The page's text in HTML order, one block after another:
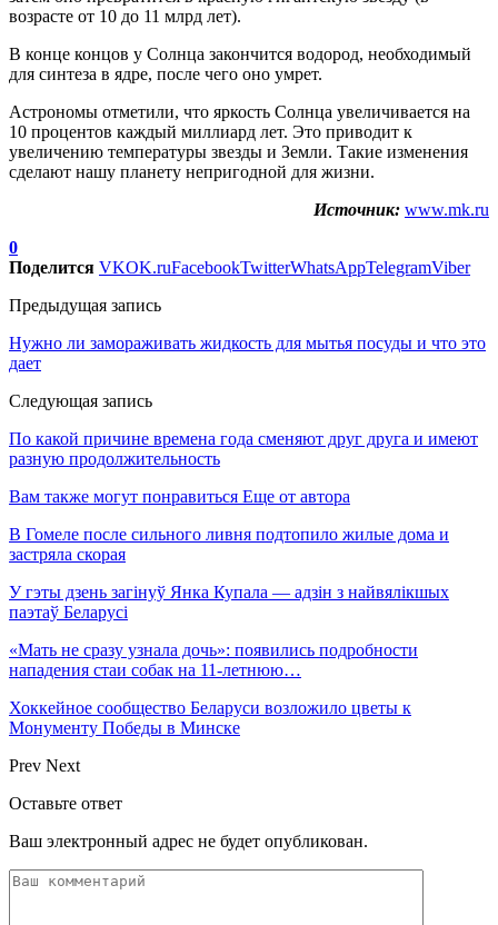
возрасте от 10 до 11 млрд лет).
В конце концов у Солнца закончится водород, необходимый
для синтеза в ядре, после чего оно умрет.
Астрономы отметили, что яркость Солнца увеличивается на
10 процентов каждый миллиард лет. Это приводит к
увеличению температуры звезды и Земли. Такие изменения
сделают нашу планету непригодной для жизни.
Источник: www.mk.ru
0
Поделится VKOK.ruFacebookTwitterWhatsAppTelegramViber
Предыдущая запись
Нужно ли замораживать жидкость для мытья посуды и что это
дает
Следующая запись
По какой причине времена года сменяют друг друга и имеют
разную продолжительность
Вам также могут понравиться Еще от автора
В Гомеле после сильного ливня подтопило жилые дома и
застряла скорая
У гэты дзень загінуў Янка Купала — адзін з найвялікшых
паэтаў Беларусі
«Мать не сразу узнала дочь»: появились подробности
нападения стаи собак на 11-летнюю…
Хоккейное сообщество Беларуси возложило цветы к
Монументу Победы в Минске
Prev Next
Оставьте ответ
Ваш электронный адрес не будет опубликован.